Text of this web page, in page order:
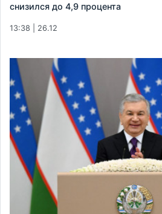
снизился до 4,9 процента
13:38 | 26.12